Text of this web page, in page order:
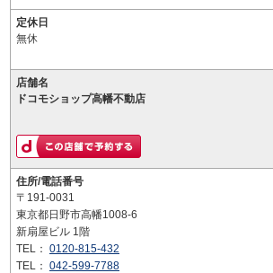
定休日
無休
店舗名
ドコモショップ高幡不動店
住所/電話番号
〒191-0031
東京都日野市高幡1008-6
新扇屋ビル 1階
TEL： 0120-815-432
TEL： 042-599-7788